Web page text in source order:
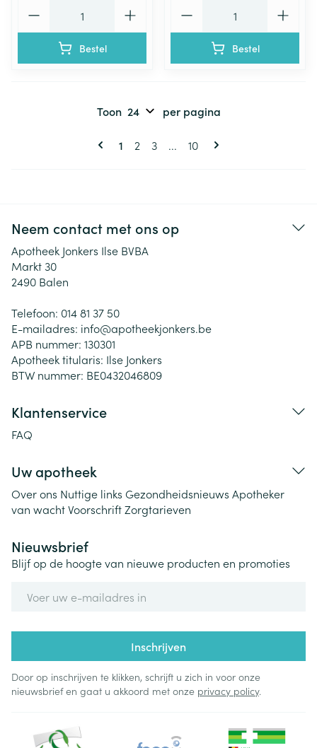
Bestel Bestel
Pagina's
U lees momenteel pagina
1 Pagina
2 Pagina
3 ... Pagina
10
Toon per pagina
Neem contact met ons op
Apotheek Jonkers Ilse BVBA
Markt 30
2490 Balen
Telefoon: 014 81 37 50
E-mailadres: info@apotheekjonkers.be
APB nummer: 130301
Apotheek titularis: Ilse Jonkers
BTW nummer: BE0432046809
Klantenservice
FAQ
Uw apotheek
Over ons Nuttige links Gezondheidsnieuws Apotheker
van wachtVoorschriftZorgtarieven
Nieuwsbrief
Blijf op de hoogte van nieuwe producten en promoties
Inschrijven
Door op inschrijven te klikken, schrijft u zich in voor onze
nieuwsbrief en gaat u akkoord met onze privacy policy.